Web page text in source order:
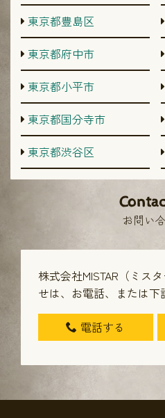
東京都豊島区
東京都府中市
東京都小平市
東京都国分寺市
東京都渋谷区
お問い
株式会社MISTAR（ミス
せは、 お電話、または下
電話する